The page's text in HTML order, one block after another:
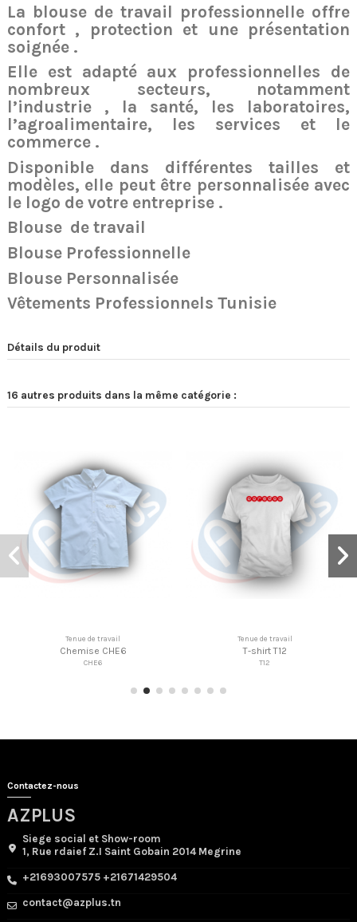
La blouse de travail professionnelle offre
confort , protection et une présentation
soignée .
Elle est adapté aux professionnelles de
nombreux secteurs, notamment
l’industrie , la santé, les laboratoires,
l’agroalimentaire, les services et le
commerce .
Disponible dans différentes tailles et
modèles, elle peut être personnalisée avec
le logo de votre entreprise .
Blouse de travail
Blouse Professionnelle
Blouse Personnalisée
Vêtements Professionnels Tunisie
Détails du produit
16 autres produits dans la même catégorie :
Contactez-nous
AZPLUS
Siege social et Show-room
1, Rue rdaief Z.I Saint Gobain 2014 Megrine
+21693007575 +21671429504
contact@azplus.tn